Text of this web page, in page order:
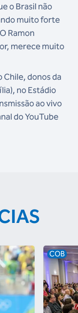
o Brasil não
muito forte
Ramon
merece muito
Chile, donos da
no Estádio
ao vivo
do YouTube
COB